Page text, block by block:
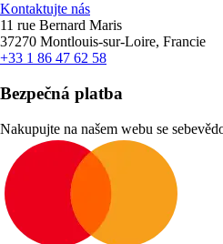
Kontaktujte nás
11 rue Bernard Maris
37270 Montlouis-sur-Loire, Francie
+33 1 86 47 62 58
Bezpečná platba
Nakupujte na našem webu se